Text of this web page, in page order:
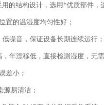
用的结构设计，选用*优质部件
置的温湿度均匀性好；
噪音，保证设备长期连续运行；
年漂移低，直接检测湿度，无
差小；
源易清洁；